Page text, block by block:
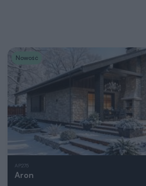
Nowość
AP275
Aron